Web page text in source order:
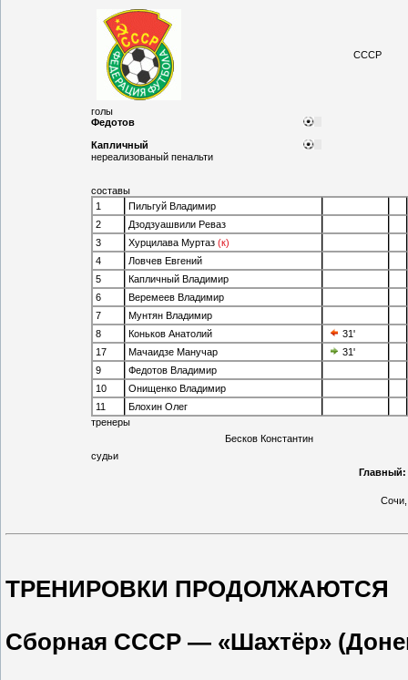
СССР
голы
Федотов
Капличный
нереализованый пенальти
составы
1
Пильгуй Владимир
2
Дзодзуашвили Реваз
3
Хурцилава Муртаз (к)
4
Ловчев Евгений
5
Капличный Владимир
6
Вере­меев Владимир
7
Мунтян Владимир
8
Коньков Анатолий
31'
17
Мачаидзе Манучар
31'
9
Федотов Владимир
10
Онищенко Владимир
11
Бло­хин Олег
тренеры
Бесков Константин
судьи
Сочи,
ТРЕНИРОВКИ ПРОДОЛЖАЮТСЯ
Сборная СССР — «Шахтёр»